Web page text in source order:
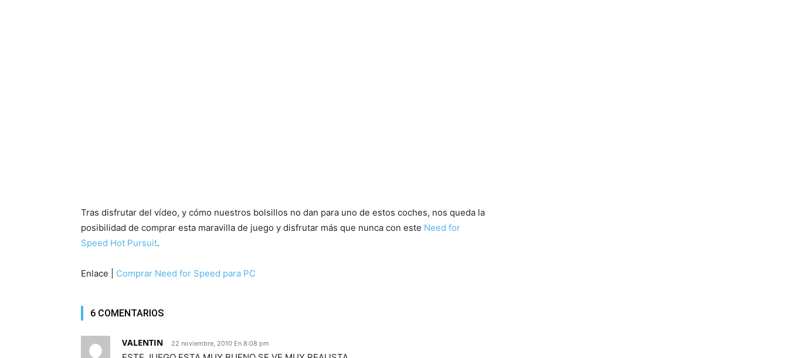
Tras disfrutar del vídeo, y cómo nuestros bolsillos no dan para uno de estos coches, nos queda la
posibilidad de comprar esta maravilla de juego y disfrutar más que nunca con este Need for
Speed Hot Pursuit.
Enlace | Comprar Need for Speed para PC
6 COMENTARIOS
VALENTIN 22 noviembre, 2010 En 8:08 pm